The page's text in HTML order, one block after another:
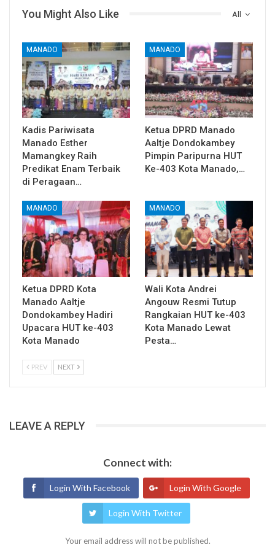
All
You Might Also Like
MANADO
Kadis Pariwisata
Manado Esther
Mamangkey Raih
Predikat Enam Terbaik
di Peragaan…
MANADO
Ketua DPRD Manado
Aaltje Dondokambey
Pimpin Paripurna HUT
Ke-403 Kota Manado,…
MANADO
Ketua DPRD Kota
Manado Aaltje
Dondokambey Hadiri
Upacara HUT ke-403
Kota Manado
MANADO
Wali Kota Andrei
Angouw Resmi Tutup
Rangkaian HUT ke-403
Kota Manado Lewat
Pesta…
PREV NEXT
LEAVE A REPLY
Connect with:
Login With Facebook Login With Google
Login With Twitter
Your email address will not be published.